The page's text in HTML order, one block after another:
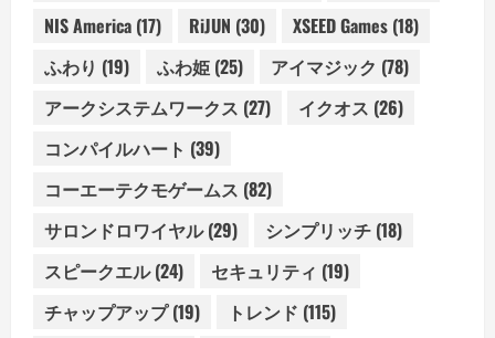
NIS America (17) RiJUN (30) XSEED Games (18)
ふわり (19) ふわ姫 (25) アイマジック (78)
アークシステムワークス (27) イクオス (26)
コンパイルハート (39)
コーエーテクモゲームス (82)
サロンドロワイヤル(29) シンプリッチ (18)
スピークエル(24) セキュリティ (19)
チャップアップ(19) トレンド (115)